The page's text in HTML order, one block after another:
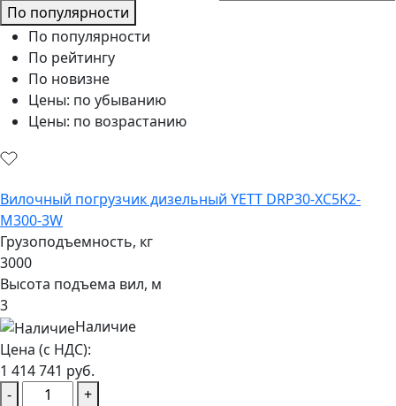
По популярности
По популярности
По рейтингу
По новизне
Цены: по убыванию
Цены: по возрастанию
Вилочный погрузчик дизельный YETT DRP30-XC5K2-
M300-3W
Грузоподъемность, кг
3000
Высота подъема вил, м
3
Наличие
Цена (с НДС):
1 414 741 руб.
-
+